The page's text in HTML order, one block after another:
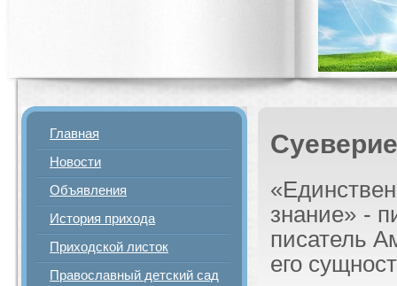
Главная
Новости
Объявления
История прихода
Приходской листок
Православный детский сад
знание» -
писатель
его